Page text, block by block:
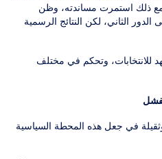
ذلك استمرت مساندته، وظن
الثاني، لكن النتائج الرسمية
للانتخابات، وتحكم في مختلف
في جعل هذه المحطة السياسية